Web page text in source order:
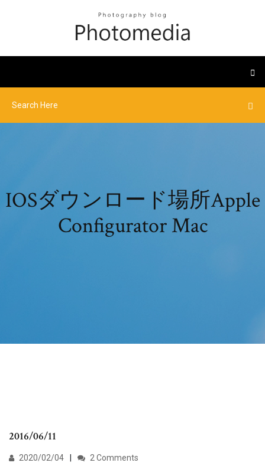
IOSダウンロード場所Apple
Configurator Mac
2016/06/11
2020/02/04 2 Comments